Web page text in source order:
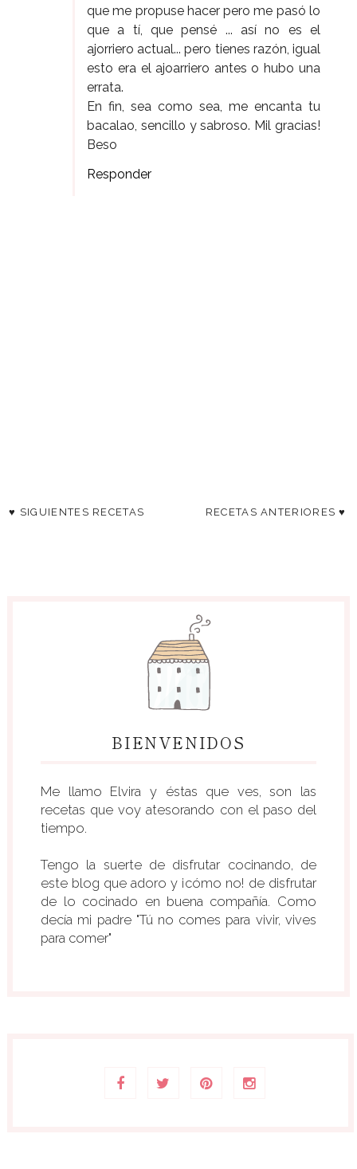
que me propuse hacer pero me pasó lo
que a tí, que pensé ... así no es el
ajorriero actual... pero tienes razón, igual
esto era el ajoarriero antes o hubo una
errata.
En fin, sea como sea, me encanta tu
bacalao, sencillo y sabroso. Mil gracias!
Beso
Responder
♥ SIGUIENTES RECETAS RECETAS ANTERIORES ♥
BIENVENIDOS
Me llamo Elvira y éstas que ves, son las
recetas que voy atesorando con el paso del
tiempo.
Tengo la suerte de disfrutar cocinando, de
este blog que adoro y ¡cómo no! de disfrutar
de lo cocinado en buena compañía. Como
decía mi padre "Tú no comes para vivir, vives
para comer"